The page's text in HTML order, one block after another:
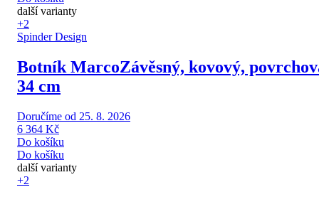
další varianty
+2
Spinder Design
Botník MarcoZávěsný, kovový,
34 cm
Doručíme od 25. 8. 2026
6 364 Kč
Do košíku
Do košíku
další varianty
+2